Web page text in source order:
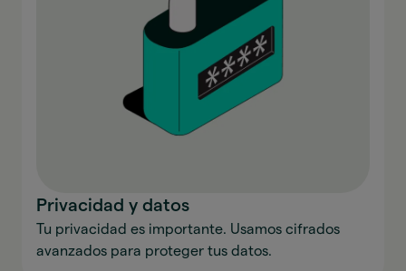
Privacidad y datos
Tu privacidad es importante. Usamos cifrados
avanzados para proteger tus datos.